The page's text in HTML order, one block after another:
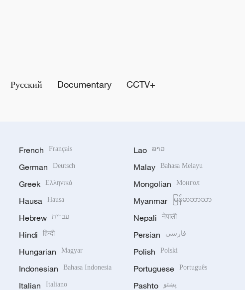
Русский Documentary CCTV+
French Français
German Deutsch
Greek Ελληνικά
Hausa Hausa
Hebrew עברית
Hindi हिन्दी
Hungarian Magyar
Indonesian Bahasa Indonesia
Italian Italiano
Lao ລາວ
Malay Bahasa Melayu
Mongolian Монгол
Myanmar မြန်မာဘာသာ
Nepali नेपाली
Persian فارسی
Polish Polski
Portuguese Português
Pashto پښتو